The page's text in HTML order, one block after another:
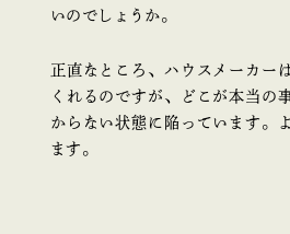
いのでしょうか。
正直なところ、ハウスメーカー
くれるのですが、どこが本当の
からない状態に陥っています。
ます。